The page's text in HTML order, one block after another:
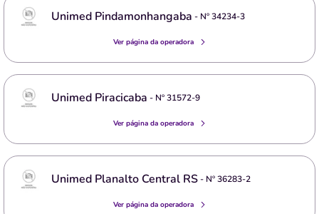
Unimed Pindamonhangaba - Nº34234-3
Ver página da operadora
Unimed Piracicaba - Nº31572-9
Ver página da operadora
Unimed Planalto Central RS- Nº36283-2
Ver página da operadora